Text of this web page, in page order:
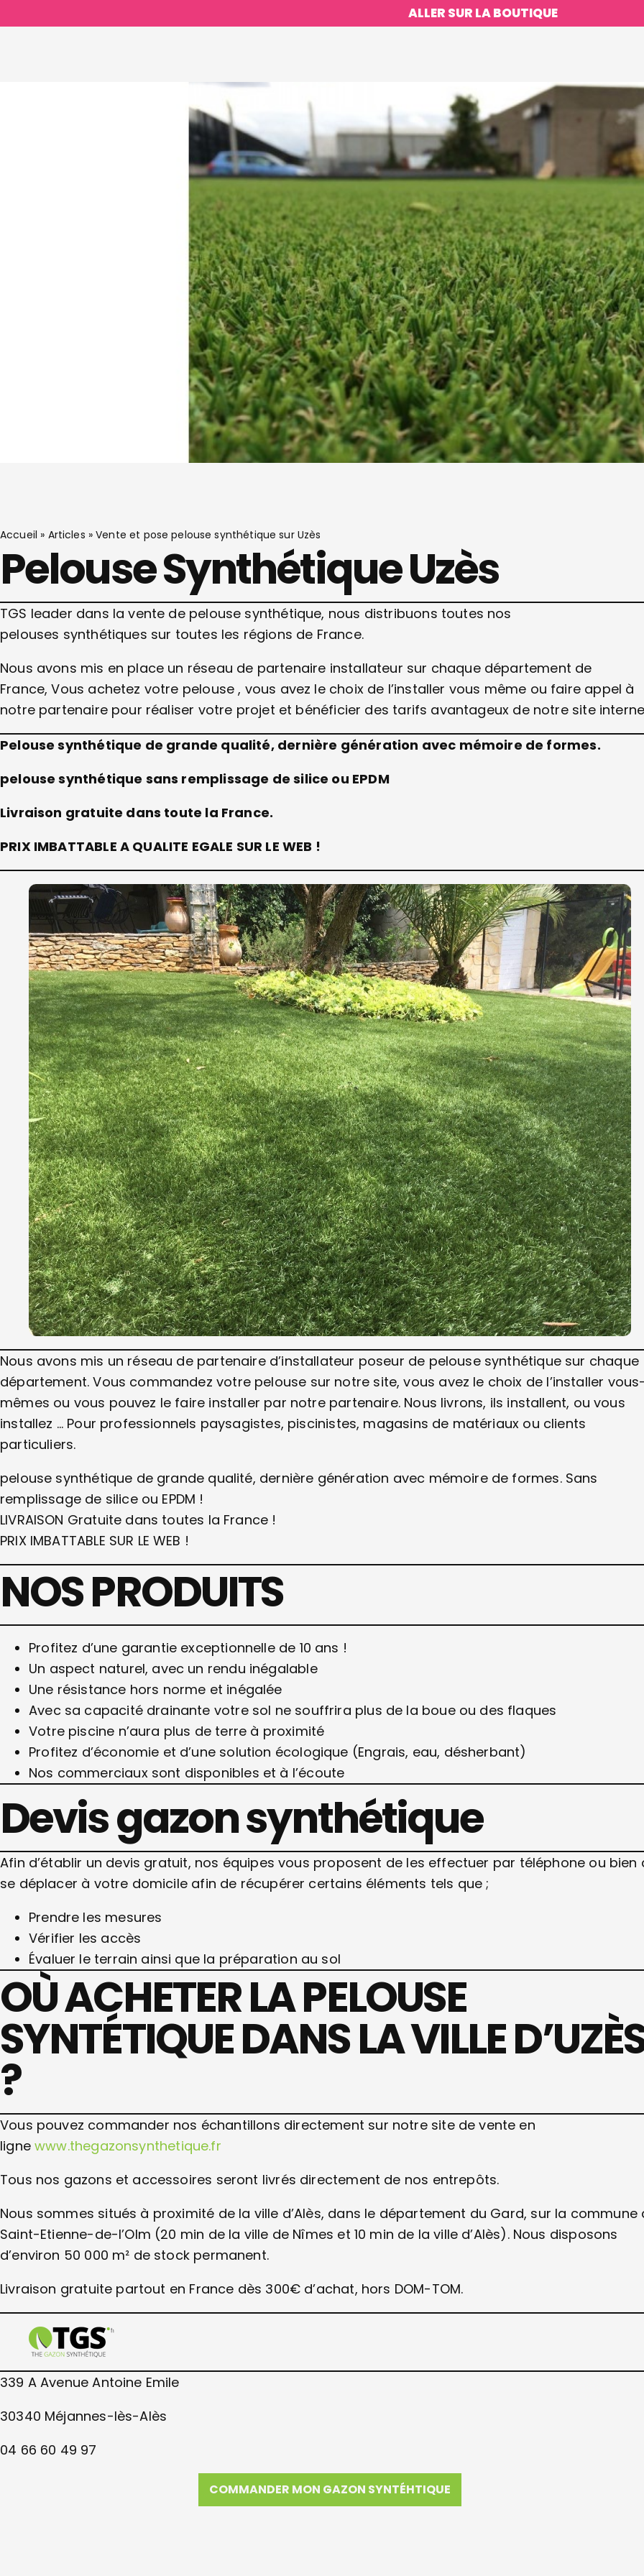
ALLER SUR LA BOUTIQUE
Accueil » Articles »Vente et pose pelouse synthétique sur Uzès
Pelouse Synthétique Uzès
TGS leader dans la vente de pelouse synthétique, nous distribuons toutes nos
pelouses synthétiques sur toutes les régions de France.
Nous avons mis en place un réseau de partenaire installateur sur chaque département de
France, Vous achetez votre pelouse , vous avez le choix de l’installer vous même ou faire appel à
notre partenaire pour réaliser votre projet et bénéficier des tarifs avantageux de notre site
Pelouse synthétique de grande qualité, dernière génération avec mémoire de formes.
pelouse synthétique sans remplissage de silice ou EPDM
Livraison gratuite dans toute la France.
PRIX IMBATTABLE A QUALITE EGALE SUR LE WEB !
Nous avons mis un réseau de partenaire d’installateur poseur de pelouse synthétique sur chaque
département. Vous commandez votre pelouse sur notre site, vous avez le choix de l’installer
mêmes ou vous pouvez le faire installer par notre partenaire. Nous livrons, ils installent, ou vous
installez … Pour professionnels paysagistes, piscinistes, magasins de matériaux ou clients
particuliers.
pelouse synthétique de grande qualité, dernière génération avec mémoire de formes. Sans
remplissage de silice ou EPDM !
LIVRAISON Gratuite dans toutes la France !
PRIX IMBATTABLE SUR LE WEB !
NOS PRODUITS
Profitez d’une garantie exceptionnelle de 10 ans !
Un aspect naturel, avec un rendu inégalable
Une résistance hors norme et inégalée
Avec sa capacité drainante votre sol ne souffrira plus de la boue ou des flaques
Votre piscine n’aura plus de terre à proximité
Profitez d’économie et d’une solution écologique (Engrais, eau, désherbant)
Nos commerciaux sont disponibles et à l’écoute
Devis gazon synthétique
Afin d’établir un devis gratuit, nos équipes vous proposent de les effectuer par téléphone ou bien
se déplacer à votre domicile afin de récupérer certains éléments tels que ;
Prendre les mesures
Vérifier les accès
Évaluer le terrain ainsi que la préparation au sol
OÙ ACHETER LA PELOUSE
SYNTÉTIQUE DANS LA VILLE
?
Vous pouvez commander nos échantillons directement sur notre site de vente en
lignewww.thegazonsynthetique.fr
Tous nos gazons et accessoires seront livrés directement de nos entrepôts.
Nous sommes situés à proximité de la ville d’Alès, dans le département du Gard, sur la commune
Saint-Etienne-de-l’Olm (20 min de la ville de Nîmes et 10 min de la ville d’Alès). Nous disposons
d’environ 50 000 m² de stock permanent.
Livraison gratuite partout en France dès 300€ d’achat, hors DOM-TOM.
339 A Avenue Antoine Emile
30340 Méjannes-lès-Alès
04 66 60 49 97
COMMANDER MON GAZON SYNTÉHTIQUE